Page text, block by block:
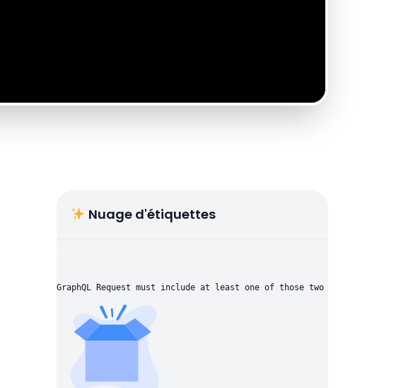
Nuage d'étiquettes
GraphQL Request must include at least one of those two parameters: